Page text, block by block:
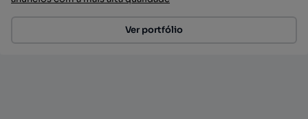
Ver portfólio